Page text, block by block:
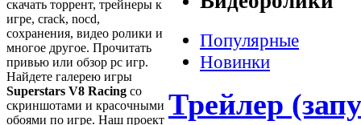
скачать торрент, трейнеры к
игре, crack, nocd,
сохранения, видео ролики и
многое другое. Прочитать
привью или обзор pc игр.
Найдете галерею игры
Superstars V8 Racing со
скриншотами и красочными
обоями по игре. Наш проект
Популярные
Новинки
Трейлер